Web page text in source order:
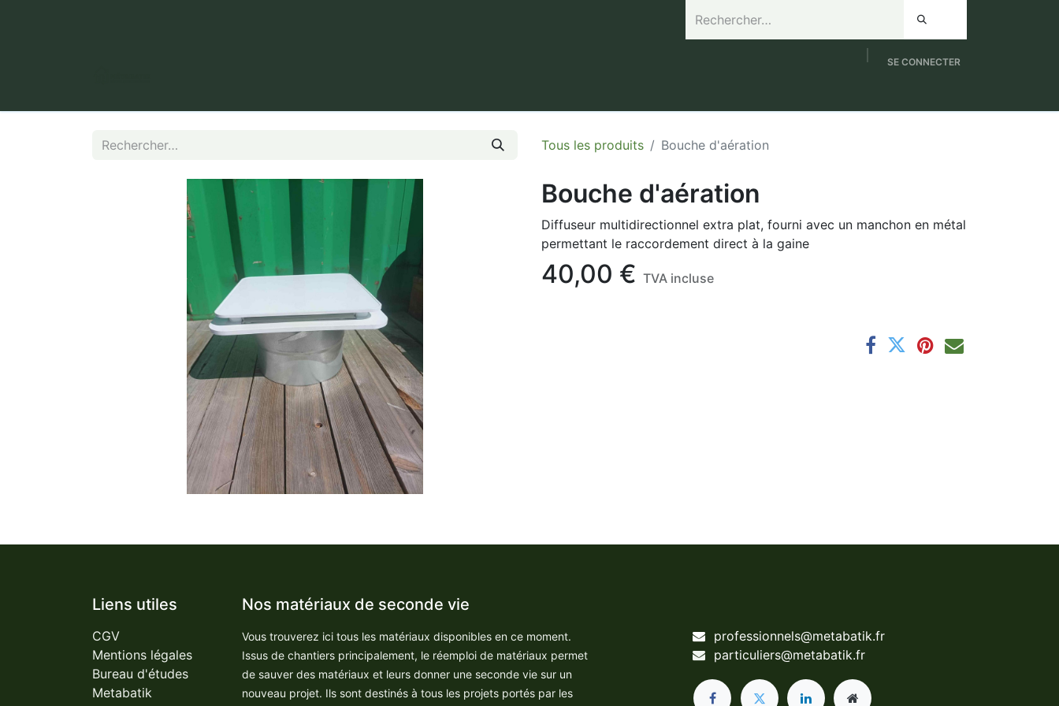
SE CONNECTER
Tous les produits Bouche d'aération
Bouche d'aération
Diffuseur multidirectionnel extra plat, fourni avec un manchon en métal
permettant le raccordement direct à la gaine
40,00 € TVA incluse
Liens utiles
CGV
Mentions légales
Bureau d'études
Metabatik
Nos matériaux de seconde vie
Vous trouverez ici tous les matériaux disponibles en ce moment.
Issus de chantiers principalement, le réemploi de matériaux permet
de sauver des matériaux et leurs donner une seconde vie sur un
nouveau projet. Ils sont destinés à tous les projets portés par les
professionnels@metabatik.fr
particuliers@metabatik.fr